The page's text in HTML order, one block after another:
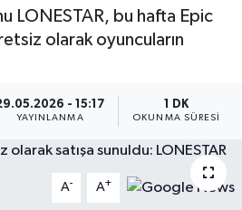
LONESTAR, bu hafta Epic
olarak oyuncuların
- 15:17
YAYINLANMA
1 DK
OKUNMA SÜRESI
A- A+